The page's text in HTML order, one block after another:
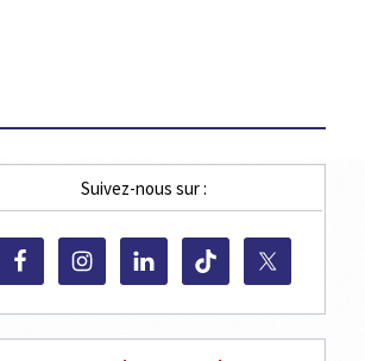
Suivez-nous sur :